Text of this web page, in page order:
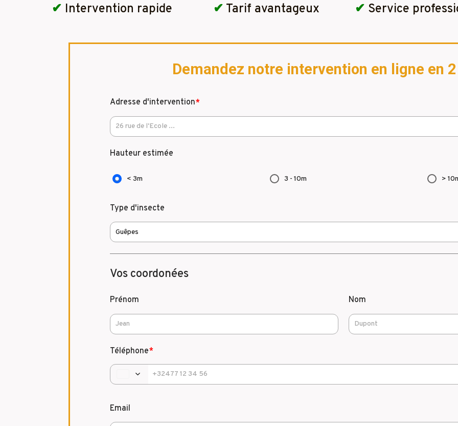
✔ Intervention rapide ✔ Tarif avantageux ✔ Service
Demandez notre intervention en ligne en
Adresse d'intervention*
Hauteur estimée
< 3m 3 - 10m >
Type d'insecte
Vos coordonées
Prénom Nom
Téléphone*
Email